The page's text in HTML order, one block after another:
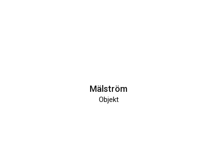
Mälström
Objekt